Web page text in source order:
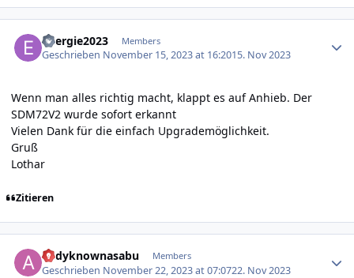
energie2023 Members
Geschrieben November 15, 2023 at 16:2015. Nov 2023
Wenn man alles richtig macht, klappt es auf Anhieb. Der
SDM72V2 wurde sofort erkannt
Vielen Dank für die einfach Upgrademöglichkeit.
Gruß
Lothar
Zitieren
andyknownasabu Members
Geschrieben November 22, 2023 at 07:0722. Nov 2023